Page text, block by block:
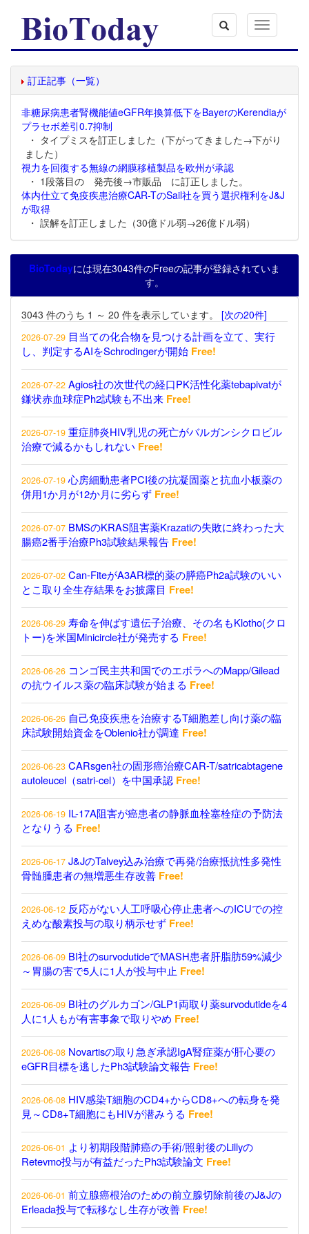
Toggle
navigation
訂正記事（一覧）
非糖尿病患者腎機能値eGFR年換算低下をBayerのKerendiaが
プラセボ差引0.7抑制
・ タイプミスを訂正しました（下がってきました→下がり
ました）
視力を回復する無線の網膜移植製品を欧州が承認
・ 1段落目の 発売後→市販品 に訂正しました。
体内仕立て免疫疾患治療CAR-TのSail社を買う選択権利をJ&J
が取得
・ 誤解を訂正しました（30億ドル弱→26億ドル弱）
BioTodayには現在3043件のFreeの記事が登録されていま
す。
3043 件のうち 1 ～ 20 件を表示しています。 [次の20件]
2026-07-29 目当ての化合物を見つける計画を立て、実行
し、判定するAIをSchrodingerが開始 Free!
2026-07-22 Agios社の次世代の経口PK活性化薬tebapivatが
鎌状赤血球症Ph2試験も不出来 Free!
2026-07-19 重症肺炎HIV乳児の死亡がバルガンシクロビル
治療で減るかもしれない Free!
2026-07-19 心房細動患者PCI後の抗凝固薬と抗血小板薬の
併用1か月が12か月に劣らず Free!
2026-07-07 BMSのKRAS阻害薬Krazatiの失敗に終わった大
腸癌2番手治療Ph3試験結果報告 Free!
2026-07-02 Can-FiteがA3AR標的薬の膵癌Ph2a試験のいい
とこ取り全生存結果をお披露目 Free!
2026-06-29 寿命を伸ばす遺伝子治療、その名もKlotho(クロ
トー)を米国Minicircle社が発売する Free!
2026-06-26 コンゴ民主共和国でのエボラへのMapp/Gilead
の抗ウイルス薬の臨床試験が始まる Free!
2026-06-26 自己免疫疾患を治療するT細胞差し向け薬の臨
床試験開始資金をOblenio社が調達 Free!
2026-06-23 CARsgen社の固形癌治療CAR-T/satricabtagene
autoleucel（satri-cel）を中国承認 Free!
2026-06-19 IL-17A阻害が癌患者の静脈血栓塞栓症の予防法
となりうる Free!
2026-06-17 J&JのTalvey込み治療で再発/治療抵抗性多発性
骨髄腫患者の無増悪生存改善 Free!
2026-06-12 反応がない人工呼吸心停止患者へのICUでの控
えめな酸素投与の取り柄示せず Free!
2026-06-09 BI社のsurvodutideでMASH患者肝脂肪59%減少
～胃腸の害で5人に1人が投与中止 Free!
2026-06-09 BI社のグルカゴン/GLP1両取り薬survodutideを4
人に1人もが有害事象で取りやめ Free!
2026-06-08 Novartisの取り急ぎ承認IgA腎症薬が肝心要の
eGFR目標を逃したPh3試験論文報告 Free!
2026-06-08 HIV感染T細胞のCD4+からCD8+への転身を発
見～CD8+T細胞にもHIVが潜みうる Free!
2026-06-01 より初期段階肺癌の手術/照射後のLillyの
Retevmo投与が有益だったPh3試験論文 Free!
2026-06-01 前立腺癌根治のための前立腺切除前後のJ&Jの
Erleada投与で転移なし生存が改善 Free!